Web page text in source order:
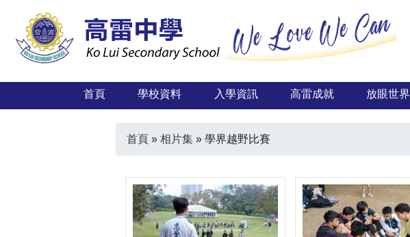
首頁 學校資料 入學資訊 高雷成就 放眼世界
首頁 »相片集 »學界越野比賽